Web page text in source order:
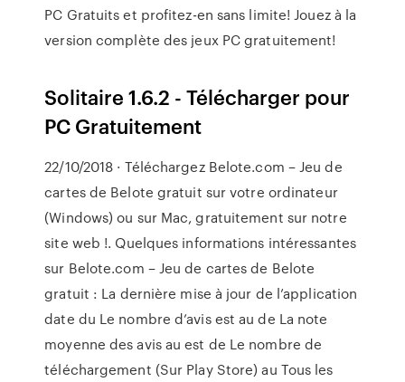
PC Gratuits et profitez-en sans limite! Jouez à la
version complète des jeux PC gratuitement!
Solitaire 1.6.2 - Télécharger pour
PC Gratuitement
22/10/2018 · Téléchargez Belote.com – Jeu de
cartes de Belote gratuit sur votre ordinateur
(Windows) ou sur Mac, gratuitement sur notre
site web !. Quelques informations intéressantes
sur Belote.com – Jeu de cartes de Belote
gratuit : La dernière mise à jour de l’application
date du Le nombre d’avis est au de La note
moyenne des avis au est de Le nombre de
téléchargement (Sur Play Store) au Tous les